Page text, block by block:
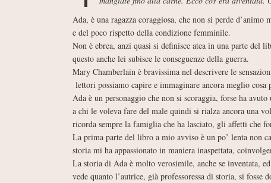
Ada, è una ragazza coraggiosa, che non si perde
e del poco rispetto della condizione femminile.
Non è ebrea, anzi quasi si definisce atea in una parte del
questo anche lei subisce le conseguenze della guerra.
Mary Chamberlain è bravissima nel descrivere le
lettori possiamo capire e immaginare ancora meglio
Ada è un personaggio che non si scoraggia, forse ha
a chi le voleva fare del male quindi si rialza ancora una
ricorda sempre la famiglia che ha lasciato, gli affetti che
La prima parte del libro a mio avviso è un po’ lenta non
storia mi ha appassionato in maniera inaspettata,
La storia di Ada è molto verosimile, anche se inventata,
vede quanto l’autrice, già professoressa di storia, si